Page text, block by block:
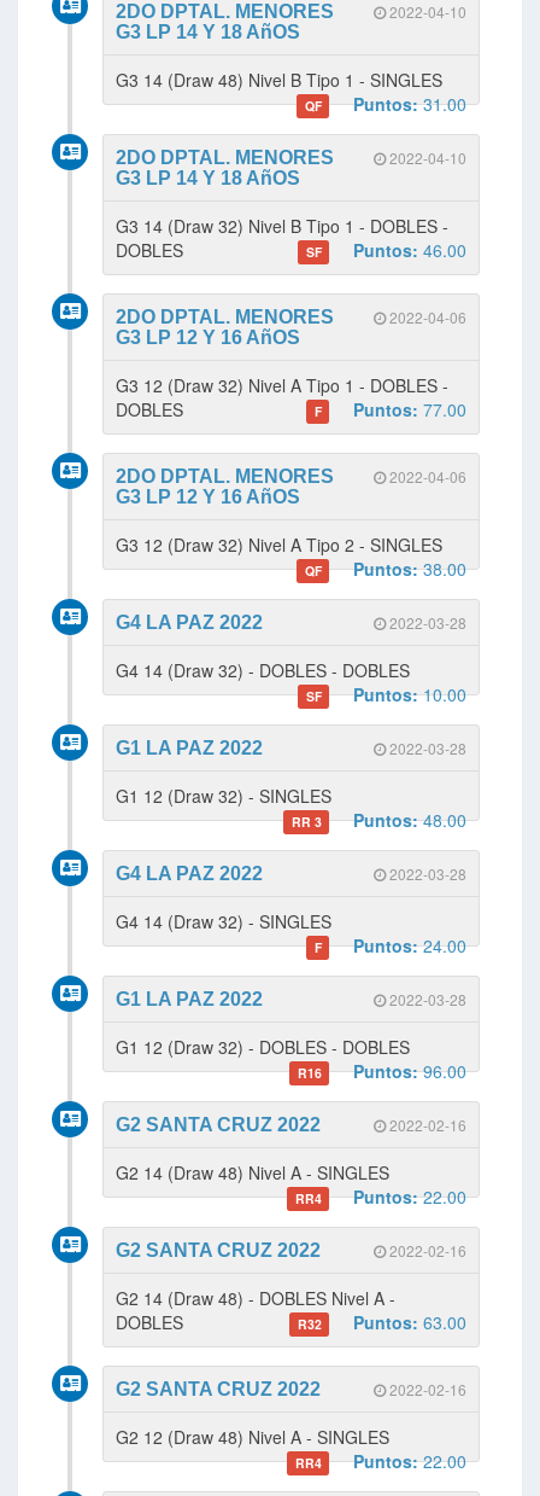
2022-04-10
2DO DPTAL. MENORES
G3 LP 14 Y 18 AñOS
G3 14 (Draw 48) Nivel B Tipo 1 - SINGLES
QF Puntos:31.00
2022-04-10
2DO DPTAL. MENORES
G3 LP 14 Y 18 AñOS
G3 14 (Draw 32) Nivel B Tipo 1 - DOBLES -
DOBLES
SF Puntos: 46.00
2022-04-06
2DO DPTAL. MENORES
G3 LP 12 Y 16 AñOS
G3 12 (Draw 32) Nivel A Tipo 1 - DOBLES -
DOBLES
F Puntos: 77.00
2022-04-06
2DO DPTAL. MENORES
G3 LP 12 Y 16 AñOS
G3 12 (Draw 32) Nivel A Tipo 2 - SINGLES
QF Puntos:38.00
2022-03-28
G4 LA PAZ 2022
G4 14 (Draw 32) - DOBLES - DOBLES
SF Puntos:10.00
2022-03-28
G1 LA PAZ 2022
G1 12 (Draw 32) - SINGLES
RR 3 Puntos:48.00
2022-03-28
G4 LA PAZ 2022
G4 14 (Draw 32) - SINGLES
F Puntos:24.00
2022-03-28
G1 LA PAZ 2022
G1 12 (Draw 32) - DOBLES - DOBLES
R16 Puntos:96.00
2022-02-16
G2 SANTA CRUZ 2022
G2 14 (Draw 48) Nivel A - SINGLES
RR4 Puntos:22.00
2022-02-16
G2 SANTA CRUZ 2022
G2 14 (Draw 48) - DOBLES Nivel A -
DOBLES
R32 Puntos: 63.00
2022-02-16
G2 SANTA CRUZ 2022
G2 12 (Draw 48) Nivel A - SINGLES
RR4 Puntos:22.00